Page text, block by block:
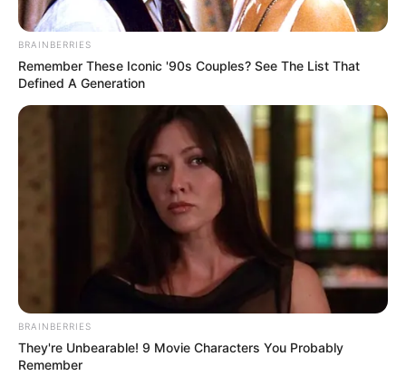
कोलकाता 8:46 PM
करवा चौथ व्रत में पति की भूमिका
करवा चौथ का व्रत महिलाएं रखती हैं। इसका उद्देश्य पति की लंबी उम्र और
पति का सहयोग इस व्रत में बहुत महत्वपूर्ण है।
विवाहित महिलाएं सूर्योदय से चंद्रोदय तक व्रत रखती हैं। वे भूखी प्यासी रहती हैं।
शाम को चंद्रमा के सामने पति को देखकर व्रत खोलती हैं।
इस व्रत का बहुत महत्व है। यह वैवाहिक जीवन में खुशी और परिवार में समृद्धि
दांपत्य प्रेमऔर सौहार्द इस व्रत में महत्वपूर्ण है।
BRAINBERRIES
Remember These Iconic '90s Couples? See The List That
Defined A Generation
BRAINBERRIES
They're Unbearable! 9 Movie Characters You Probably
Remember